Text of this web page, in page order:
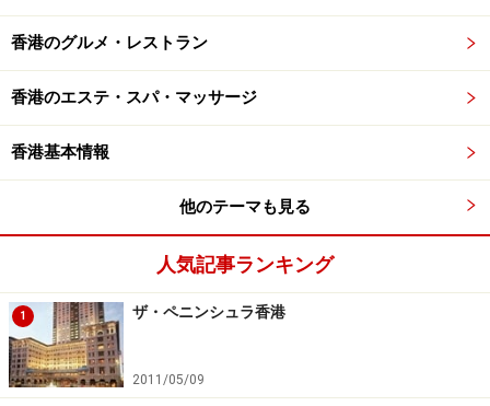
間がかかるため、24時間前には必ず予約を入れてくださ
いね。
＜DATA＞
■Peking Garden
TEL：(852)2526 6456
アクセス：MTR中環H出口、徒歩1分
営業時間：ランチ 11:00～15:00、ディナー 18:00～
23:00
料金：400香港ドル～（約4700円）
香港のグルメ・レストラン
香港のエステ・スパ・マッサージ
香港基本情報
他のテーマも見る
人気記事ランキング
1 ザ・ペニンシュラ香港
2011/05/09